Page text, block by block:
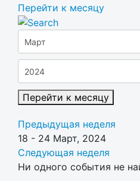
Перейти к месяцу
Перейти к месяцу
Предыдущая неделя
18 - 24 Март, 2024
Следующая неделя
Ни одного события не